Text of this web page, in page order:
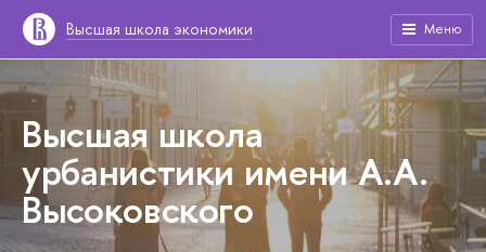
Высшая школа экономики Меню
Высшая школа
урбанистики имени А.А.
Высоковского